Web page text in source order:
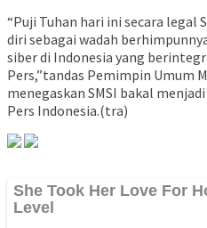
“Puji Tuhan hari ini secara
diri sebagai wadah
siber di Indonesia yang
Pers,”tandas Pemimpin Umum
menegaskan SMSI bakal
Pers Indonesia.(tra)